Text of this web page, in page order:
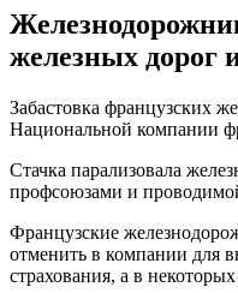
железных дорог
Забастовка французских
Национальной компании
Стачка парализовала
профсоюзами и
Французские
отменить в компании для
страхования, а в